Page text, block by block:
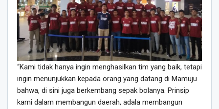
“Kami tidak hanya ingin menghasilkan tim yang baik, tetapi
ingin menunjukkan kepada orang yang datang di Mamuju
bahwa, di sini juga berkembang sepak bolanya. Prinsip
kami dalam membangun daerah, adala membangun